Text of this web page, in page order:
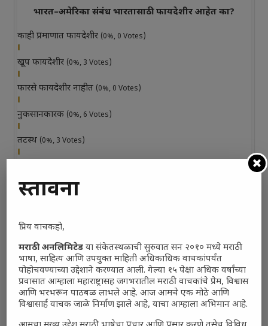
भारत–अमेरिका संबंध भारतासाठी फायदेशीर आहेत का?
काही प्रमाणात फायदेशीर (0%, 0 Votes)
खूप फायदेशीर (0%, 3 Votes)
फारसे फायदेशीर नाहीत (0%, 0 Votes)
नुकसानकारक (0%, 6 Votes)
तटस्थ (0%, 3 Votes)
Polls Archive
प्रस्तावना
प्रिय वाचकहो,
मराठी अनलिमिटेड या संकेतस्थळाची सुरुवात सन २०१० मध्ये मराठी
भाषा, साहित्य आणि उपयुक्त माहिती अधिकाधिक वाचकांपर्यंत
पोहोचवण्याच्या उद्देशाने करण्यात आली. गेल्या १५ पेक्षा अधिक वर्षांच्या
प्रवासात आम्हाला महाराष्ट्रासह जगभरातील मराठी वाचकांचे प्रेम, विश्वास
आणि भरभरून पाठबळ लाभले आहे. आज आमचे एक मोठे आणि
विश्वासार्ह वाचक जाळे निर्माण झाले आहे, याचा आम्हाला अभिमान आहे.